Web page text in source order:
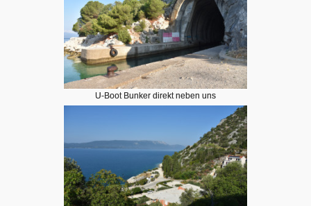
U-Boot Bunker direkt neben uns